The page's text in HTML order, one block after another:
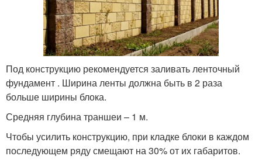
Под конструкцию рекомендуется заливать ленточный
фундамент . Ширина ленты должна быть в 2 раза
больше ширины блока.
Средняя глубина траншеи – 1 м.
Чтобы усилить конструкцию, при кладке блоки в каждом
последующем ряду смещают на 30% от их габаритов.